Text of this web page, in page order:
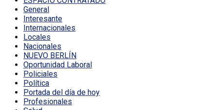
General
Interesante
Internacionales
Locales
Nacionales
NUEVO BERLÍN
Oportunidad Laboral
Policiales
Política
Portada del día de hoy
Profesionales